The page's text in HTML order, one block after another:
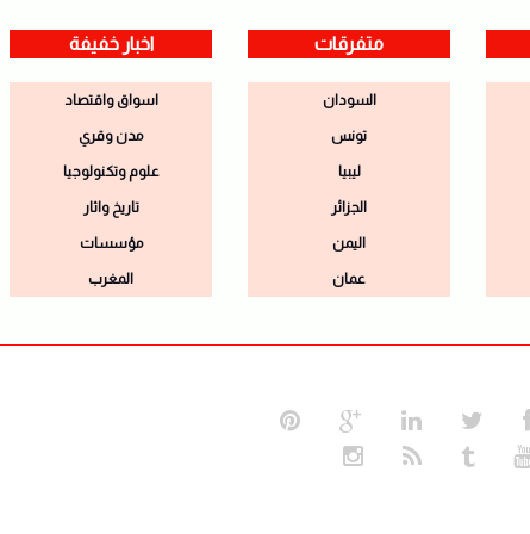
متفرقات
السودان
تونس
ليبيا
الجزائر
اليمن
عمان
اخبار خفيفة
اسواق واقتصاد
مدن وقري
علوم وتكنولوجيا
تاريخ واثار
مؤسسات
المغرب